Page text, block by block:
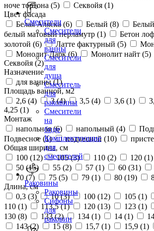
Смесители
Смесители
для
ванны
Смесители
для
душа
Смеситель
для
раковины
Смесители
на
биде
Комплектующие
для
смесителей
Раковины
Раковины
Сифоны
для
раковин
ноче тортона (5) Секвойя (1)
Цвет фасада
Белая Аляска (6) Белый (8)
белый матовый перламутр (1) Бетон
золотой (6) Латте фактурный (5)
Монолит Дарк (6) Монолит найт (5)
Секвойя (2)
Назначение
для ванны (1)
Площадь ванной, м2
2,6 (4) 3 (4) 3,5 (4) 3,6 (1)
4,25 (1)
Монтаж
напольная (6) напольный (4)
Подвесное (1) подвесной (10)
Общая ширина, см
100 (12) 105 (3) 110 (2) 120 (1)
50 (15) 55 (2) 57 (1) 60 (31)
70 (7) 75 (5) 79 (1) 80 (19)
Длина, см
0,3 (3) 10 (3) 100 (12) 105 (1)
110 (1) 113,5 (1) 120 (13) 123 (1)
130 (8) 133 (2) 134 (1) 14 (1)
143 (2) 15 (8) 15,7 (1) 15,9 (1)